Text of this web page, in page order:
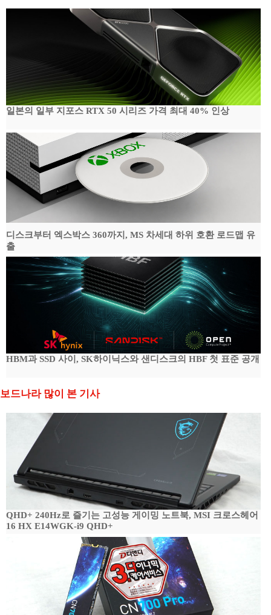
일본의 일부 지포스 RTX 50 시리즈 가격 최대 40% 인상
디스크부터 엑스박스 360까지, MS 차세대 하위 호환 로드맵 유
출
HBM과 SSD 사이, SK하이닉스와 샌디스크의 HBF 첫 표준 공개
보드나라 많이 본 기사
QHD+ 240Hz로 즐기는 고성능 게이밍 노트북, MSI 크로스헤어
16 HX E14WGK-i9 QHD+